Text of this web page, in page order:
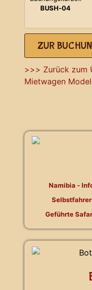
BUSH-04
ZUR
>>> Zurück zum
Mietwagen
Namibia -
Selbstfahrer
Geführte